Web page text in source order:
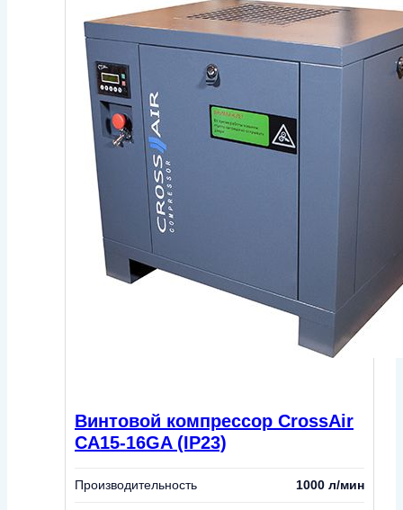
Винтовой компрессор CrossAir
CA15-16GA (IP23)
Производительность 1000 л/мин